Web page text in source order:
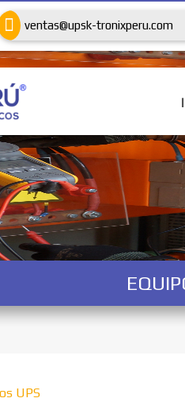
ventas@upsk-tronixperu.com
UPS